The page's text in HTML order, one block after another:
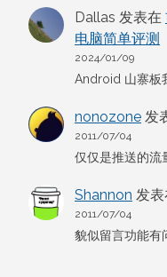
Dallas 发表在
电脑简单评测
2024/01/09
Android 山寨板
nonozone 发
2011/07/04
仅仅是推送的流
Shannon 发表
2011/07/04
貌似留言功能有